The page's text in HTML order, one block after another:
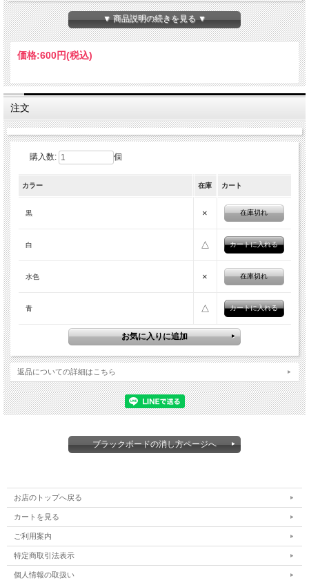
▼ 商品説明の続きを見る ▼
価格:600円(税込)
注文
購入数: 個
カラー 在庫 カート
黒 × 在庫切れ
白 △
水色 × 在庫切れ
青 △
返品についての詳細はこちら
ブラックボードの消し方ページへ
お店のトップへ戻る
カートを見る
ご利用案内
特定商取引法表示
個人情報の取扱い